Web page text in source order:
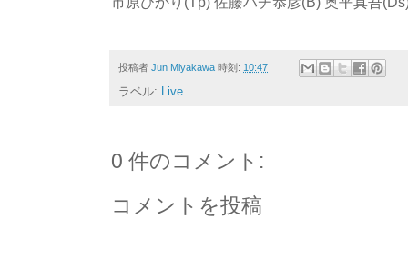
投稿者 Jun Miyakawa 時刻: 10:47
ラベル: Live
0 件のコメント:
コメントを投稿